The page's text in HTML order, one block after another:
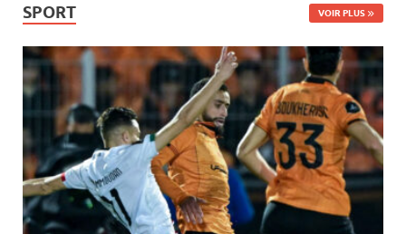
SPORT VOIR PLUS